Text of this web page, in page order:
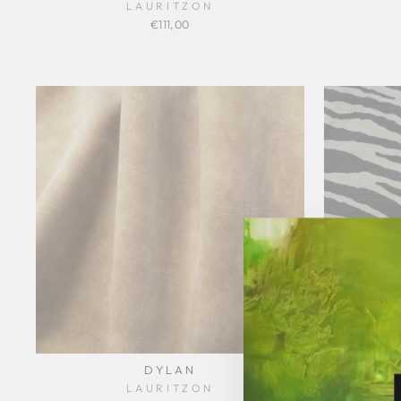
LAURITZON
€111,00
DYLAN
LAURITZON